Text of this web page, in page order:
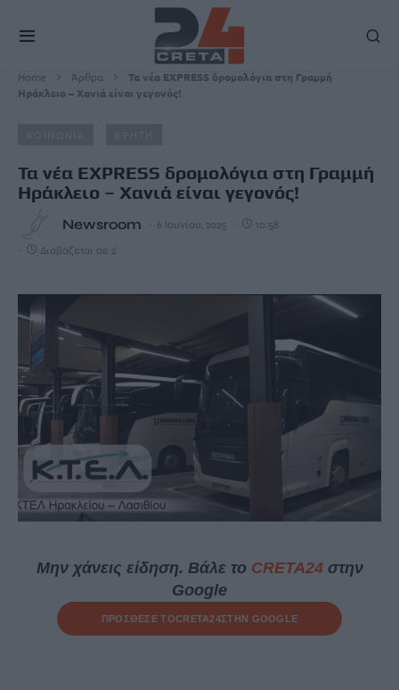
Home Άρθρα
Τα νέα EXPRESS δρομολόγια στη Γραμμή
Ηράκλειο – Χανιά είναι γεγονός!
Τα νέα EXPRESS δρομολόγια στη Γραμμή
Ηράκλειο – Χανιά είναι γεγονός!
Newsroom 6 Ιουνίου, 2025 10:58
Διαβάζεται σε 2'
Μην χάνεις είδηση. Βάλε το CRETA24στην
Google
ΠΡΟΣΘΕΣΕ ΤΟCRETA24ΣΤΗΝ GOOGLE